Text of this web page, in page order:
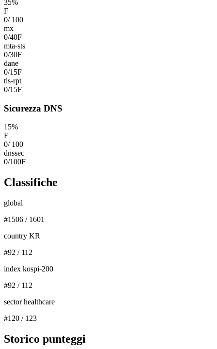
35%
F
0/ 100
mx
0/40F
mta-sts
0/30F
dane
0/15F
tls-rpt
0/15F
Sicurezza DNS
15%
F
0/ 100
dnssec
0/100F
Classifiche
global
#1506 / 1601
country KR
#92 / 112
index kospi-200
#92 / 112
sector healthcare
#120 / 123
Storico punteggi